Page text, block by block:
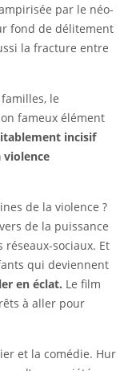
par le néo-
fond de délitement
la fracture entre
le
fameux élément
incisif
violence
de la violence ?
de la puissance
sociaux. Et
qui deviennent
en éclat. Le film
à aller pour
et la comédie. Hur